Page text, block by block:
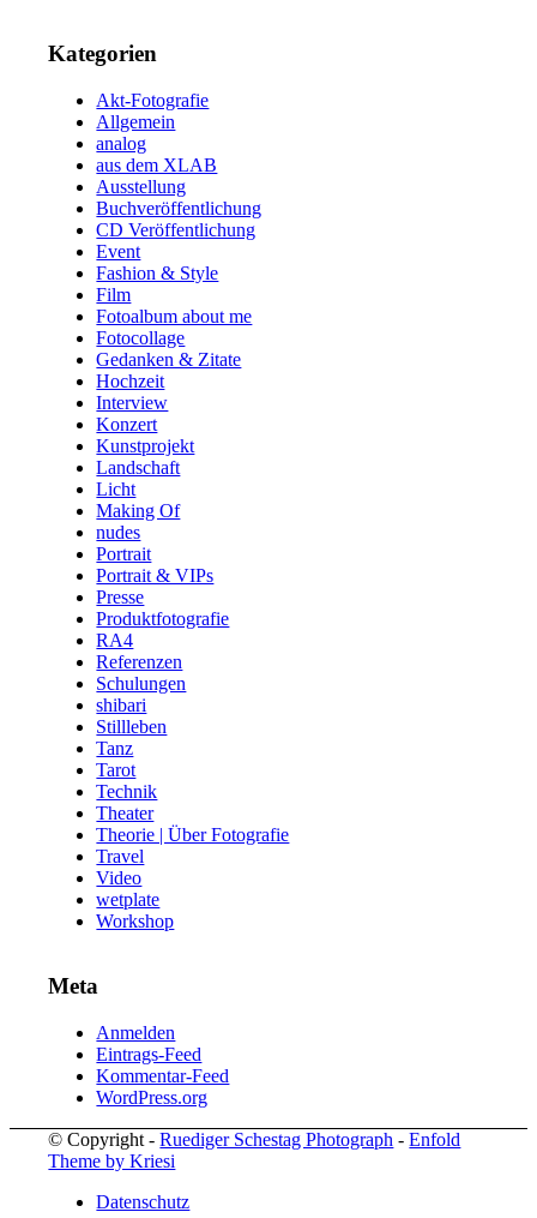
Kategorien
Akt-Fotografie
Allgemein
analog
aus dem XLAB
Ausstellung
Buchveröffentlichung
CD Veröffentlichung
Event
Fashion & Style
Film
Fotoalbum about me
Fotocollage
Gedanken & Zitate
Hochzeit
Interview
Konzert
Kunstprojekt
Landschaft
Licht
Making Of
nudes
Portrait
Portrait & VIPs
Presse
Produktfotografie
RA4
Referenzen
Schulungen
shibari
Stillleben
Tanz
Tarot
Technik
Theater
Theorie | Über Fotografie
Travel
Video
wetplate
Workshop
Meta
Anmelden
Eintrags-Feed
Kommentar-Feed
WordPress.org
© Copyright -Ruediger Schestag Photograph -Enfold
Theme by Kriesi
Datenschutz